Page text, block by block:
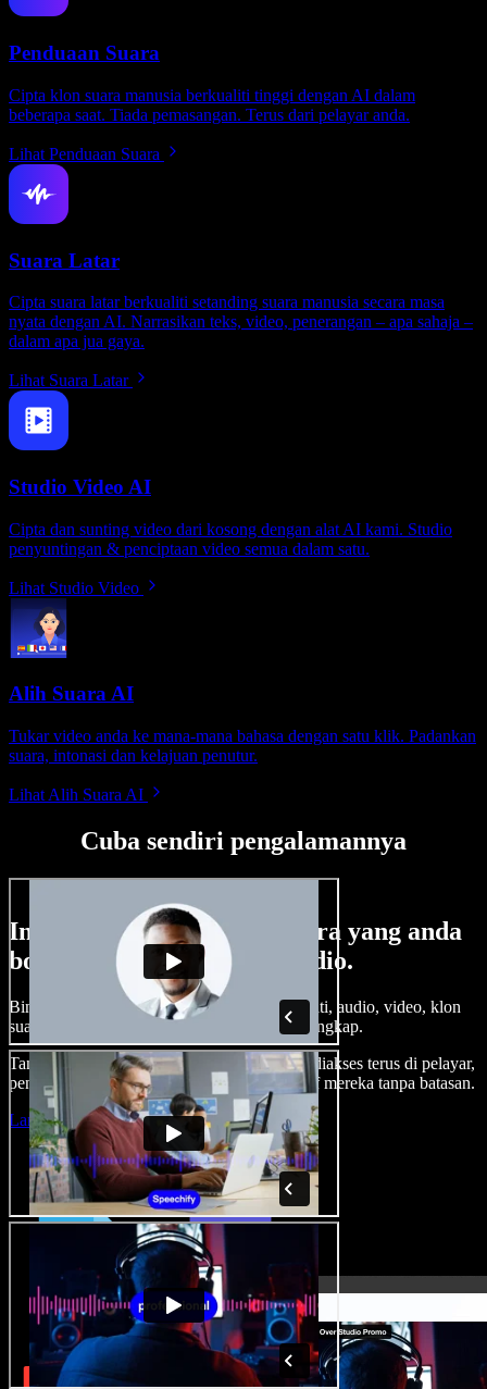
Penduaan Suara
Cipta klon suara manusia berkualiti tinggi dengan AI dalam
beberapa saat. Tiada pemasangan. Terus dari pelayar anda.
Lihat Penduaan Suara
Suara Latar
Cipta suara latar berkualiti setanding suara manusia secara masa
nyata dengan AI. Narrasikan teks, video, penerangan – apa sahaja –
dalam apa jua gaya.
Lihat Suara Latar
Studio Video AI
Cipta dan sunting video dari kosong dengan alat AI kami. Studio
penyuntingan & penciptaan video semua dalam satu.
Lihat Studio Video
Alih Suara AI
Tukar video anda ke mana-mana bahasa dengan satu klik. Padankan
suara, intonasi dan kelajuan penutur.
Lihat Alih Suara AI
Cuba sendiri pengalamannya
Ini hanya sebahagian perkara yang anda
boleh buat di Speechify Studio.
Bina suara latar, tambah imej stok tanpa royalti, audio, video, klon
suara anda, untuk projek audio video yang lengkap.
Tanpa keluk pembelajaran dan semua boleh diakses terus di pelayar,
pencipta boleh realisasikan segala idea kreatif mereka tanpa batasan.
Lancarkan Studio